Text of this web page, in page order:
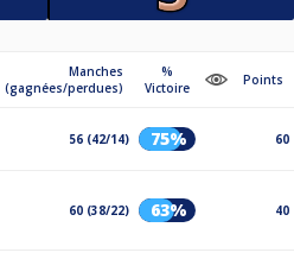
Manches
(gagnées/perdues)
%
Victoire
Points
56 (42/14) 75% 60
60 (38/22) 63% 40